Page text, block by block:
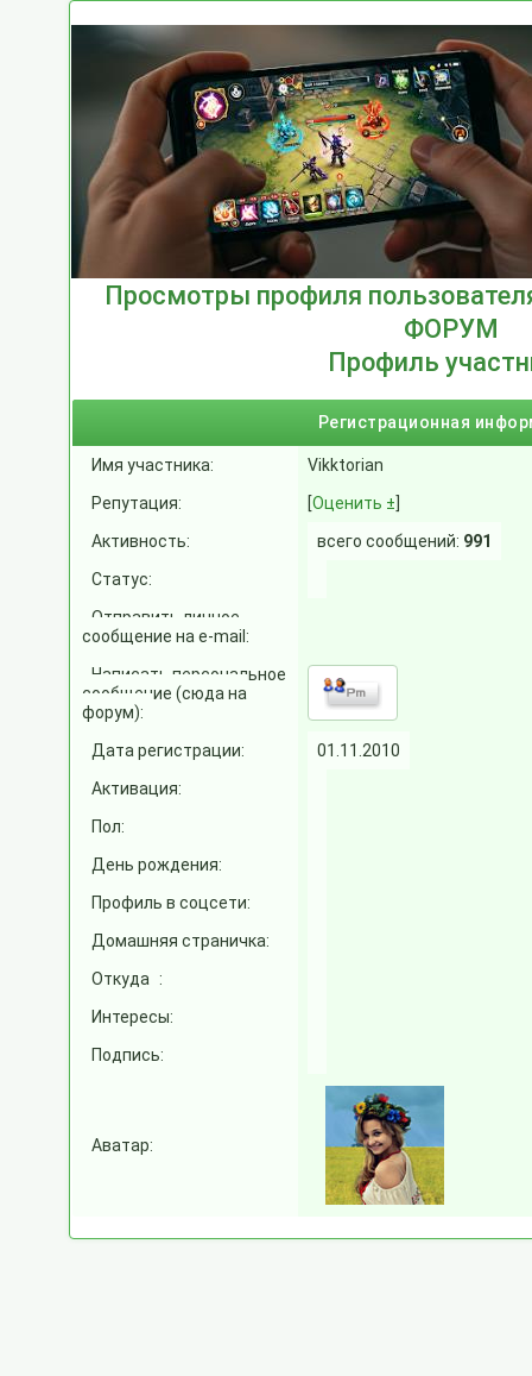
Просмотры профиля
ФОРУМ
Профиль
Регистрационная
Имя участника:
Vikktorian
Репутация:
[Оценить ±
Активность:
всего сообщений: 991
Статус:
Отправить личное
сообщение на e-mail:
Написать персональное
сообщение (сюда на
форум):
Дата регистрации:
01.11.2010
Активация:
Пол:
День рождения:
Профиль в соцсети:
Домашняя страничка:
Откуда :
Интересы:
Подпись:
Аватар: